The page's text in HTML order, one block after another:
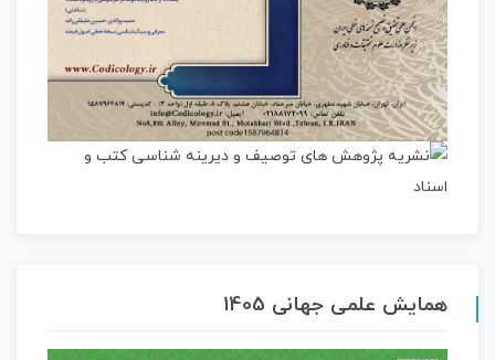
همایش علمی جهانی 1405